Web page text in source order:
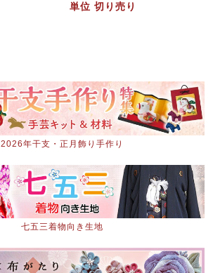
単位 切り売り
2026年干支・正月飾り手作り
七五三着物向き生地